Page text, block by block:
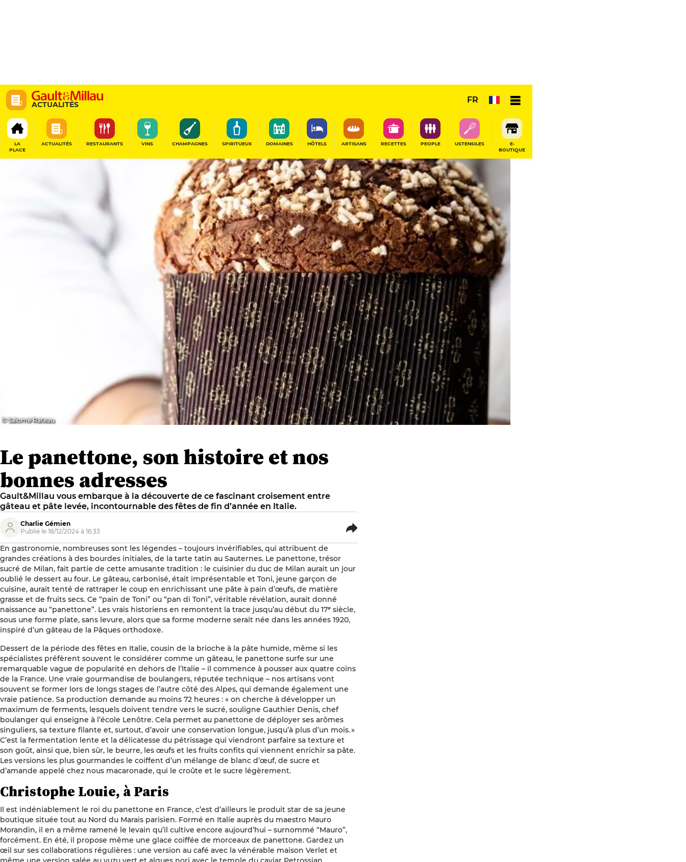
ACTUALITÉS
FR
LA
PLACE
ACTUALITÉS RESTAURANTS VINS CHAMPAGNES SPIRITUEUX DOMAINES HÔTELS ARTISANS RECETTES PEOPLE USTENSILES
E-
BOUTIQUE
© Salomé Rateau
Le panettone, son histoire et nos
bonnes adresses
Gault&Millau vous embarque à la découverte de ce fascinant croisement entre
gâteau et pâte levée, incontournable des fêtes de fin d’année en Italie.
Charlie Gémien
Publié le 18/12/2024 à 16:33
En gastronomie, nombreuses sont les légendes – toujours invérifiables, qui attribuent de
grandes créations à des bourdes initiales, de la tarte tatin au Sauternes. Le panettone, trésor
sucré de Milan, fait partie de cette amusante tradition : le cuisinier du duc de Milan aurait un jour
oublié le dessert au four. Le gâteau, carbonisé, était imprésentable et Toni, jeune garçon de
cuisine, aurait tenté de rattraper le coup en enrichissant une pâte à pain d’œufs, de matière
grasse et de fruits secs. Ce “pain de Toni” ou “pan di Toni”, véritable révélation, aurait donné
naissance au “panettone”. Les vrais historiens en remontent la trace jusqu’au début du 17ᵉ siècle,
sous une forme plate, sans levure, alors que sa forme moderne serait née dans les années 1920,
inspiré d’un gâteau de la Pâques orthodoxe.
Dessert de la période des fêtes en Italie, cousin de la brioche à la pâte humide, même si les
spécialistes préfèrent souvent le considérer comme un gâteau, le panettone surfe sur une
remarquable vague de popularité en dehors de l’Italie – il commence à pousser aux quatre coins
de la France. Une vraie gourmandise de boulangers, réputée technique – nos artisans vont
souvent se former lors de longs stages de l’autre côté des Alpes, qui demande également une
vraie patience. Sa production demande au moins 72 heures : « on cherche à développer un
maximum de ferments, lesquels doivent tendre vers le sucré, souligne Gauthier Denis, chef
boulanger qui enseigne à l’école Lenôtre. Cela permet au panettone de déployer ses arômes
singuliers, sa texture filante et, surtout, d’avoir une conservation longue, jusqu’à plus d’un mois. »
C’est la fermentation lente et la délicatesse du pétrissage qui viendront parfaire sa texture et
son goût, ainsi que, bien sûr, le beurre, les œufs et les fruits confits qui viennent enrichir sa pâte.
Les versions les plus gourmandes le coiffent d’un mélange de blanc d’œuf, de sucre et
d’amande appelé chez nous macaronade, qui le croûte et le sucre légèrement.
Christophe Louie, à Paris
Il est indéniablement le roi du panettone en France, c’est d’ailleurs le produit star de sa jeune
boutique située tout au Nord du Marais parisien. Formé en Italie auprès du maestro Mauro
Morandin, il en a même ramené le levain qu’il cultive encore aujourd’hui – surnommé “Mauro”,
forcément. En été, il propose même une glace coiffée de morceaux de panettone. Gardez un
œil sur ses collaborations régulières : une version au café avec la vénérable maison Verlet et